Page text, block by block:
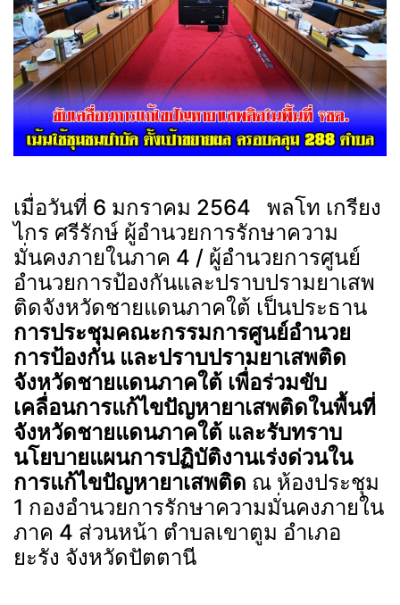
เมื่อวันที่ 6 มกราคม 2564 พลโท เกรียง
ไกร ศรีรักษ์ ผู้อำนวยการรักษาความ
มั่นคงภายในภาค 4 / ผู้อำนวยการศูนย์
อำนวยการป้องกันและปราบปรามยาเสพ
ติดจังหวัดชายแดนภาคใต้ เป็นประธาน
การประชุมคณะกรรมการศูนย์อำนวย
การป้องกัน และปราบปรามยาเสพติด
จังหวัดชายแดนภาคใต้ เพื่อร่วมขับ
เคลื่อนการแก้ไขปัญหายาเสพติดในพื้นที่
จังหวัดชายแดนภาคใต้ และรับทราบ
นโยบายแผนการปฏิบัติงานเร่งด่วนใน
การแก้ไขปัญหายาเสพติด ณ ห้องประชุม
1 กองอำนวยการรักษาความมั่นคงภายใน
ภาค 4 ส่วนหน้า ตำบลเขาตูม อำเภอ
ยะรัง จังหวัดปัตตานี